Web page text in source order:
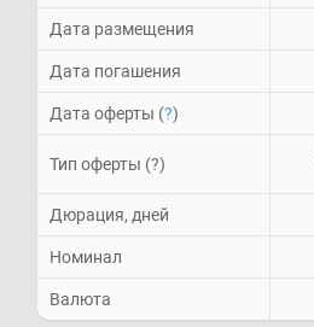
Дата размещения
Дата погашения
Дата оферты (?)
Тип оферты (?)
Дюрация, дней
Номинал
Валюта